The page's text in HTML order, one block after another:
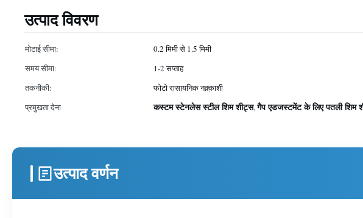
उत्पाद विवरण
मोटाई सीमा: 0.2 मिमी से 1.5 मिमी
समय सीमा:
1-2 सप्ताह
तकनीकी:
फोटो रासायनिक नक़्क़ाशी
प्रमुखता देना
कस्टम स्टेनलेस स्टील शिम शीट्स,गैप एडजस्टमेंट के लिए पतली शिम
उत्पाद वर्णन